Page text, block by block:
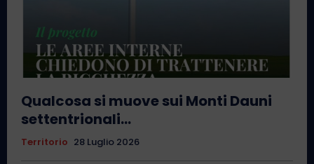
Qualcosa si muove sui Monti Dauni
settentrionali…
Territorio 28 Luglio 2026